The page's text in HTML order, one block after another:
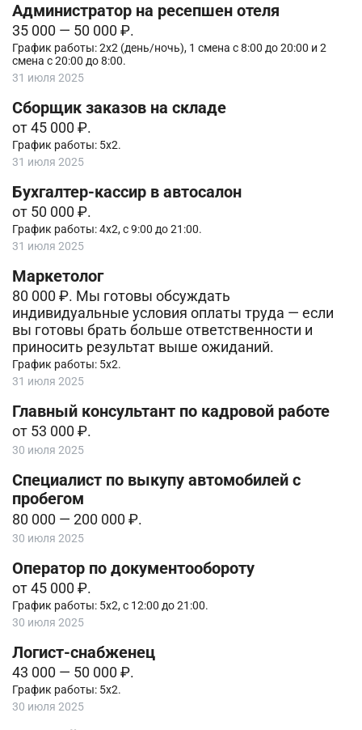
Администратор на ресепшен отеля
35 000 — 50 000 ₽.
График работы: 2х2 (день/ночь), 1 смена с 8:00 до 20:00 и 2
смена с 20:00 до 8:00.
31 июля 2025
Сборщик заказов на складе
от 45 000 ₽.
График работы: 5х2.
31 июля 2025
Бухгалтер-кассир в автосалон
от 50 000 ₽.
График работы: 4х2, с 9:00 до 21:00.
31 июля 2025
Маркетолог
80 000 ₽. Мы готовы обсуждать
индивидуальные условия оплаты труда — если
вы готовы брать больше ответственности и
приносить результат выше ожиданий.
График работы: 5х2.
31 июля 2025
Главный консультант по кадровой работе
от 53 000 ₽.
30 июля 2025
Специалист по выкупу автомобилей с
пробегом
80 000 — 200 000 ₽.
30 июля 2025
Оператор по документообороту
от 45 000 ₽.
График работы: 5х2, с 12:00 до 21:00.
30 июля 2025
Логист-снабженец
43 000 — 50 000 ₽.
График работы: 5х2.
30 июля 2025